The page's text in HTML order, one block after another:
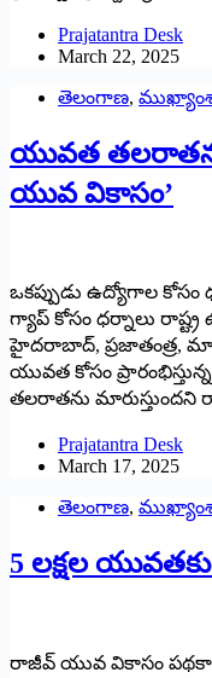
Prajatantra Desk
March 22, 2025
తెలంగాణ,
యువత
యువ వికాసం’
ఒకప్పుడు ఉద్యోగాల కోసం
గ్యాప్‌ కోసం ధర్నాలు రాష్ట్ర
హైదరాబాద్‌, ప్రజాతంత్ర,
యువత కోసం
తలరాతను మారుస్తుందని
Prajatantra Desk
March 17, 2025
తెలంగాణ,
5 లక్షల
రాజీవ్ యువ వికాసం పథకానికి